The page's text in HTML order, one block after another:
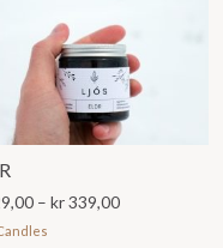
– kr339,00Prisområde: